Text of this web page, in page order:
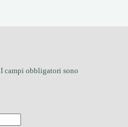
I campi obbligatori sono